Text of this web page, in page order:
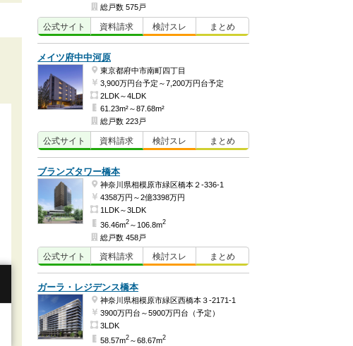
総戸数 575戸
公式サイト 資料請求 検討スレ まとめ
メイツ府中中河原
東京都府中市南町四丁目
3,900万円台予定～7,200万円台予定
2LDK～4LDK
61.23m²～87.68m²
総戸数 223戸
公式サイト 資料請求 検討スレ まとめ
ブランズタワー橋本
神奈川県相模原市緑区橋本２-336-1
4358万円～2億3398万円
1LDK～3LDK
36.46m2 ～106.8m2
総戸数 458戸
公式サイト 資料請求 検討スレ まとめ
ガーラ・レジデンス橋本
神奈川県相模原市緑区西橋本３-2171-1
3900万円台～5900万円台（予定）
3LDK
58.57m2 ～68.67m2